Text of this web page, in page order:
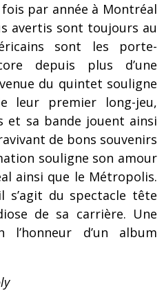
par année à Montréal
avertis sont toujours au
sont les porte-
depuis plus d’une
du quintet souligne
leur premier long-jeu,
et sa bande jouent ainsi
de bons souvenirs
souligne son amour
ainsi que le Métropolis.
s’agit du spectacle tête
de sa carrière. Une
l’honneur d’un album